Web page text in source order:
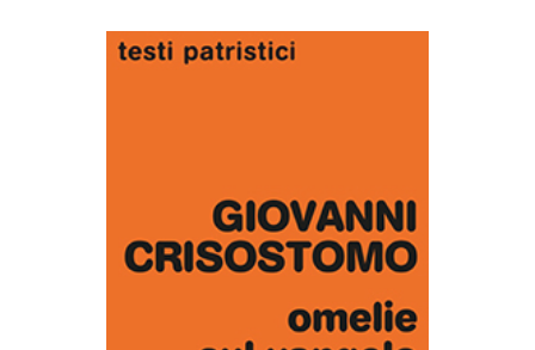
AGGIUNGI AL CARRELLO